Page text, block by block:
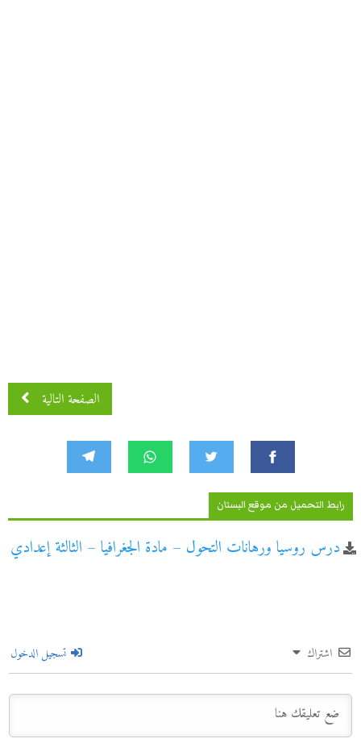
الصفحة التالية
رابط التحميل من موقع البستان
درس روسيا ورهانات التحول – مادة الجغرافيا – الثالثة إعدادي
اشتراك تسجيل الدخول